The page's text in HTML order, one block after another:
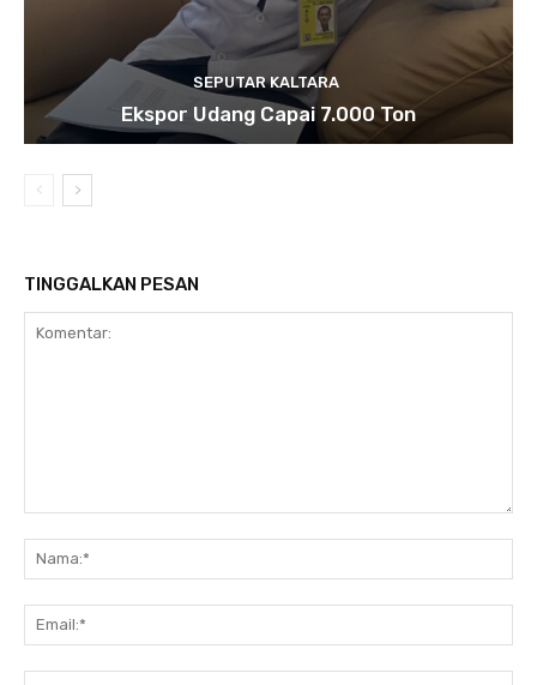
SEPUTAR KALTARA
Ekspor Udang Capai 7.000 Ton
TINGGALKAN PESAN